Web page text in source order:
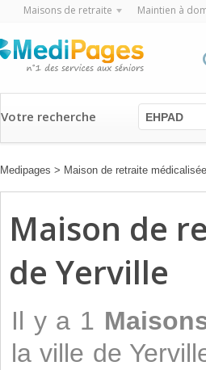
Maisons de retraite Maintien à
Votre recherche EHPAD
Medipages > Maison de retraite
Maison de
de Yerville
Il y a 1
la ville de